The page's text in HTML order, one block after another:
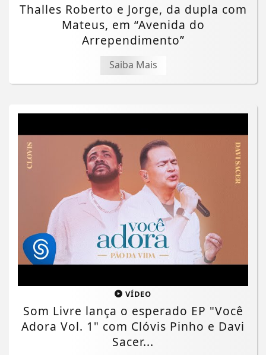
Thalles Roberto e Jorge, da dupla com
Mateus, em “Avenida do
Arrependimento”
Saiba Mais
VÍDEO
Som Livre lança o esperado EP "Você
Adora Vol. 1" com Clóvis Pinho e Davi
Sacer...